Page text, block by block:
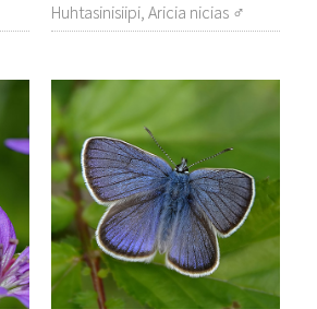
Huhtasinisiipi, Aricia nicias ♂